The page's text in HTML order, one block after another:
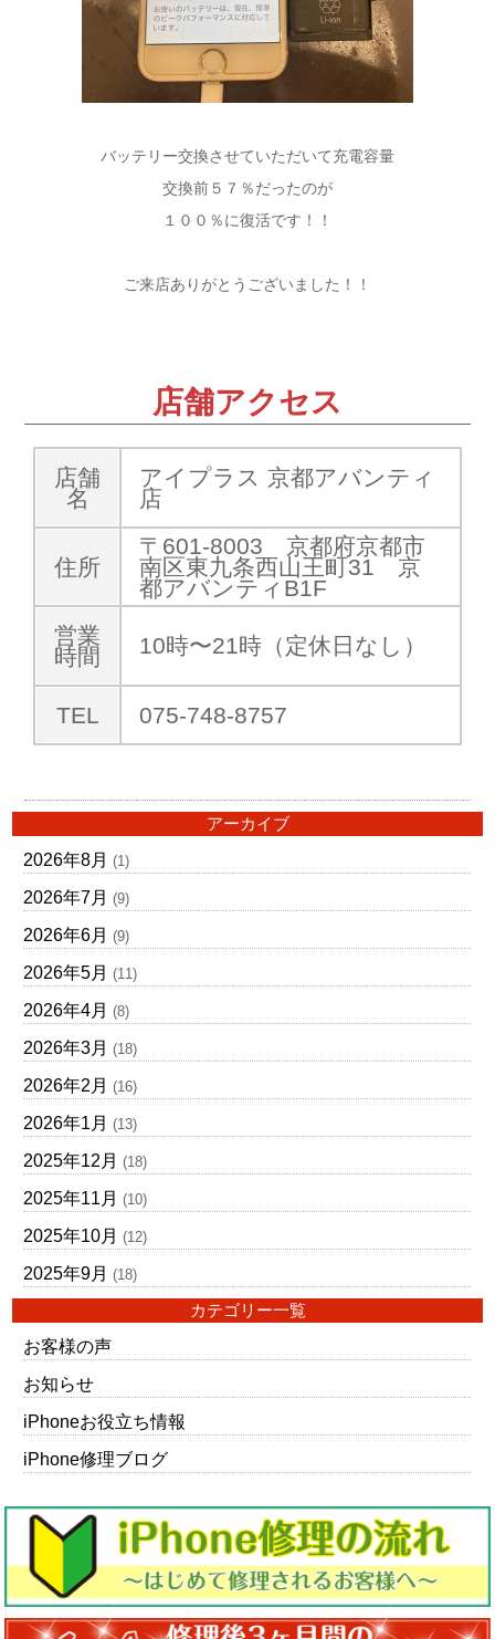
バッテリー交換させていただいて充電容量
交換前５７％だったのが
１００％に復活です！！
ご来店ありがとうございました！！
店舗アクセス
店舗
名
アイプラス 京都アバンティ
店
住所
〒601-8003 京都府京都市
南区東九条西山王町31 京
都アバンティB1F
営業
時間
10時〜21時（定休日なし）
TEL 075-748-8757
アーカイブ
2026年8月 (1)
2026年7月 (9)
2026年6月 (9)
2026年5月 (11)
2026年4月 (8)
2026年3月 (18)
2026年2月 (16)
2026年1月 (13)
2025年12月 (18)
2025年11月 (10)
2025年10月 (12)
2025年9月 (18)
カテゴリー一覧
お客様の声
お知らせ
iPhoneお役立ち情報
iPhone修理ブログ